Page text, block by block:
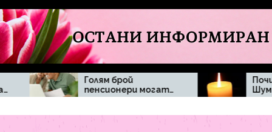
Голям брой
могат
бъдат засегнати
Почина Димитър
Шумналиев